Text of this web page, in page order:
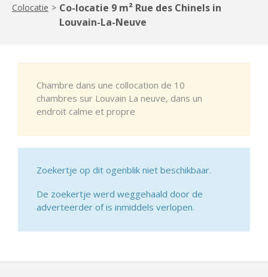
Colocatie > Co-locatie 9 m² Rue des Chinels in
Louvain-La-Neuve
Chambre dans une collocation de 10
chambres sur Louvain La neuve, dans un
endroit calme et propre
Zoekertje op dit ogenblik niet beschikbaar.
De zoekertje werd weggehaald door de
adverteerder of is inmiddels verlopen.